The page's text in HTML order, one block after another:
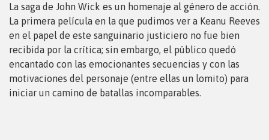
La saga de John Wick es un homenaje al género de acción.
La primera película en la que pudimos ver a Keanu Reeves
en el papel de este sanguinario justiciero no fue bien
recibida por la crítica; sin embargo, el público quedó
encantado con las emocionantes secuencias y con las
motivaciones del personaje (entre ellas un lomito) para
iniciar un camino de batallas incomparables.